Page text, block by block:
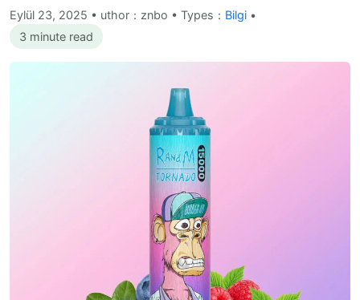
Eylül 23, 2025 • uthor：znbo • Types： Bilgi •
3 minute read